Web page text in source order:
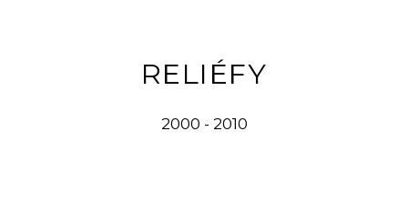
RELIÉFY
2000 - 2010